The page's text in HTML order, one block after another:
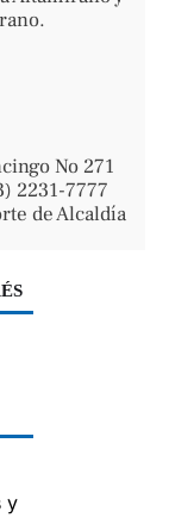
No 271
2231-7777
de Alcaldía
y